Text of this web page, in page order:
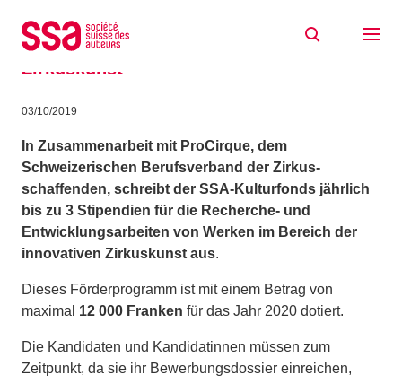
Urheberinnen und Urheber von
Zirkuskunst
03/10/2019
In Zusammenarbeit mit ProCirque, dem
Schweizerischen Berufsverband der Zirkus-
schaffenden, schreibt der SSA-Kulturfonds jährlich
bis zu 3 Stipendien für die Recherche- und
Entwicklungsarbeiten von Werken im Bereich der
innovativen Zirkuskunst aus.
Dieses Förderprogramm ist mit einem Betrag von
maximal 12 000 Franken für das Jahr 2020 dotiert.
Die Kandidaten und Kandidatinnen müssen zum
Zeitpunkt, da sie ihr Bewerbungsdossier einreichen,